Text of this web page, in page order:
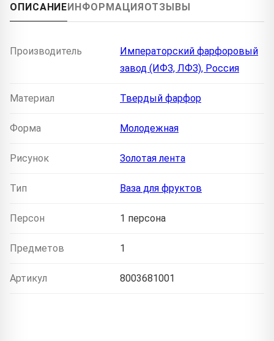
ОПИСАНИЕИНФОРМАЦИЯОТЗЫВЫ
Производитель
Императорский фарфоровый
завод (ИФЗ, ЛФЗ), Россия
Материал Твердый фарфор
Форма Молодежная
Рисунок Золотая лента
Тип Ваза для фруктов
Персон 1 персона
Предметов 1
Артикул 8003681001